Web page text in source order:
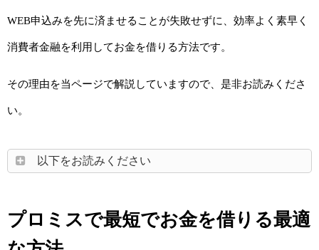
WEB申込みを先に済ませることが失敗せずに、効率よく素早く
消費者金融を利用してお金を借りる方法です。
その理由を当ページで解説していますので、是非お読みくださ
い。
以下をお読みください
プロミスで最短でお金を借りる最適